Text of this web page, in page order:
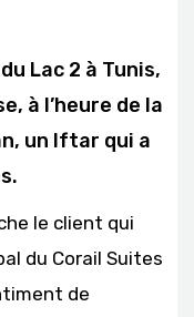
Lac 2 à Tunis,
à l’heure de la
un Iftar qui a
le client qui
du Corail Suites
de